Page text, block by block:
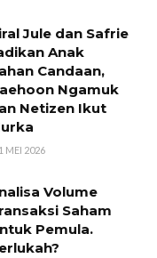
Jule dan Safrie
Anak
Candaan,
Ngamuk
Netizen Ikut
MEI 2026
Volume
Saham
Pemula.